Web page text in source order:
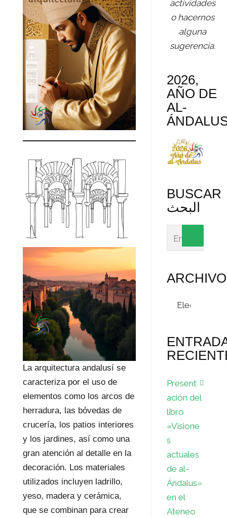
La arquitectura andalusí se
caracteriza por el uso de
elementos como los arcos de
herradura, las bóvedas de
crucería, los patios interiores
y los jardines, así como una
gran atención al detalle en la
decoración. Los materiales
utilizados incluyen ladrillo,
yeso, madera y cerámica,
que se combinan para crear
actividades
o hacernos
alguna
sugerencia.
2026,
AÑO DE
AL-
BUSCAR
البحث
Present
ación del
libro
«Visione
s
actuales
de al-
Ándalus»
en el
Ateneo